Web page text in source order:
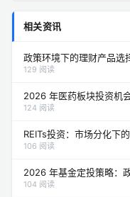
相关资讯
政策环境下的理财产品选
129 阅读
2026 年医药板块投资机
124 阅读
REITs投资：市场分化下
106 阅读
2026 年基金定投策略：
104 阅读